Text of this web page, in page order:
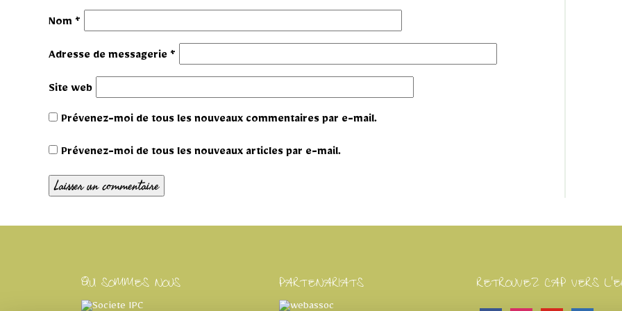
Nom *
Adresse de messagerie *
Site web
Prévenez-moi de tous les nouveaux commentaires par e-mail.
Prévenez-moi de tous les nouveaux articles par e-mail.
QUI SOMMES NOUS PARTENARIATS RETROUVEZ CAP VERS